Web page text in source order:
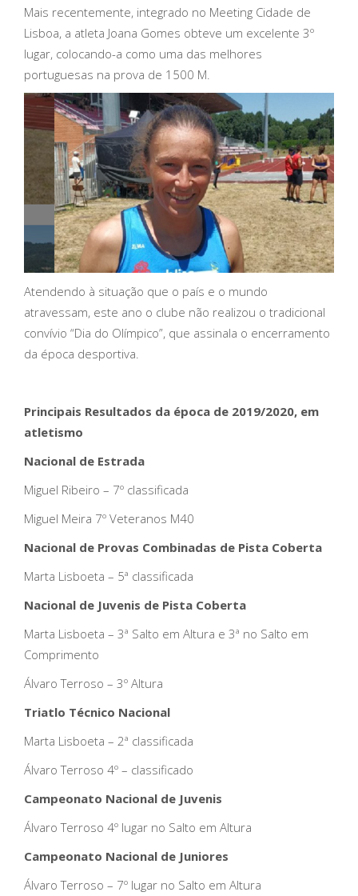
Mais recentemente, integrado no Meeting Cidade de
Lisboa, a atleta Joana Gomes obteve um excelente 3º
lugar, colocando-a como uma das melhores
portuguesas na prova de 1500 M.
Atendendo à situação que o país e o mundo
atravessam, este ano o clube não realizou o tradicional
convívio “Dia do Olímpico”, que assinala o encerramento
da época desportiva.
Principais Resultados da época de 2019/2020, em
atletismo
Nacional de Estrada
Miguel Ribeiro – 7º classificada
Miguel Meira 7º Veteranos M40
Nacional de Provas Combinadas de Pista Coberta
Marta Lisboeta – 5ª classificada
Nacional de Juvenis de Pista Coberta
Marta Lisboeta – 3ª Salto em Altura e 3ª no Salto em
Comprimento
Álvaro Terroso – 3º Altura
Triatlo Técnico Nacional
Marta Lisboeta – 2ª classificada
Álvaro Terroso 4º – classificado
Campeonato Nacional de Juvenis
Álvaro Terroso 4º lugar no Salto em Altura
Campeonato Nacional de Juniores
Álvaro Terroso – 7º lugar no Salto em Altura